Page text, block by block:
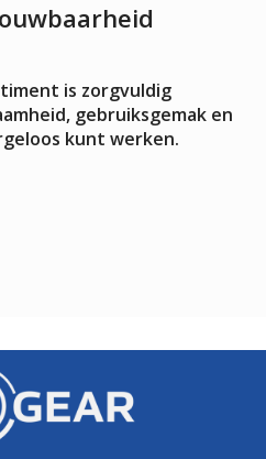
is zorgvuldig
gebruiksgemak en
kunt werken.